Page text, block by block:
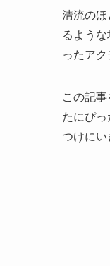
清流のほ
るよう
ったア
この記
たにぴ
つけにい